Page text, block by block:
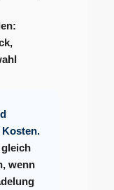
Kosten.
wenn